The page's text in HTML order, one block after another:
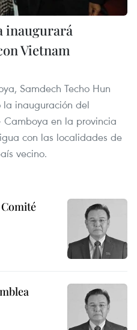
inaugurará
Vietnam
Samdech Techo Hun
la inauguración del
Camboya en la provincia
con las localidades de
vecino.